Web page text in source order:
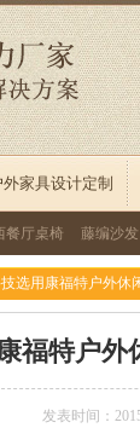
外家具设计定制
餐厅桌椅 藤编沙发
选用康福特户外休
福特户外
发表时间：